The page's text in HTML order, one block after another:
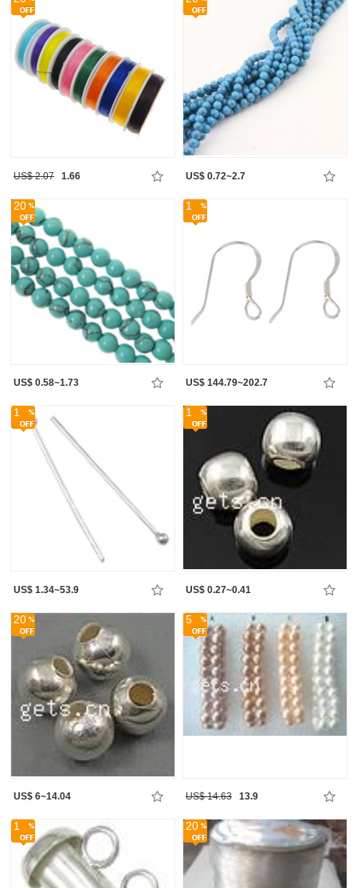
US$ 2.07 1.66 US$ 0.72~2.7
20
US$ 0.58~1.73
1
US$ 144.79~202.7
1
US$ 1.34~53.9
1
US$ 0.27~0.41
20
US$ 6~14.04
5
US$ 14.63 13.9
1 20